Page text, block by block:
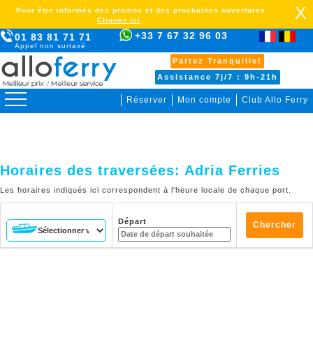
01 83 81 71 71
Appel non surtaxé
+33 7 67 32 96 03
Partez Tranquille!
Assistance 7j/7 : 9h-21h
Réserver Mon compte Club Allo Ferry
Pour être informés des promos et des prochaines ouvertures
Cliquez ici
X
>
Horaires des traversées: Adria Ferries
Les horaires indiqués ici correspondent à l'heure locale de chaque port.
Départ